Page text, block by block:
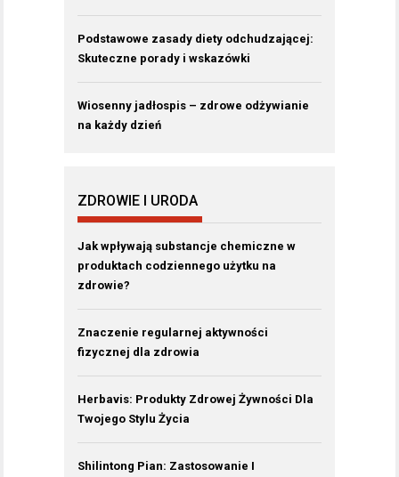
Podstawowe zasady diety odchudzającej:
Skuteczne porady i wskazówki
Wiosenny jadłospis – zdrowe odżywianie
na każdy dzień
ZDROWIE I URODA
Jak wpływają substancje chemiczne w
produktach codziennego użytku na
zdrowie?
Znaczenie regularnej aktywności
fizycznej dla zdrowia
Herbavis: Produkty Zdrowej Żywności Dla
Twojego Stylu Życia
Shilintong Pian: Zastosowanie I